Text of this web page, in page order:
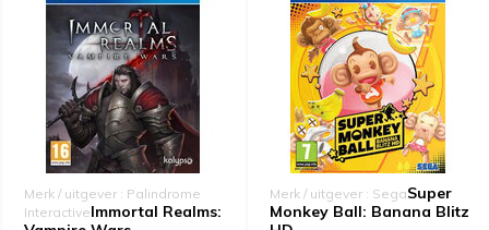
Merk / uitgever : Palindrome
InteractiveImmortal Realms:
Merk / uitgever : SegaSuper
Monkey Ball: Banana Blitz